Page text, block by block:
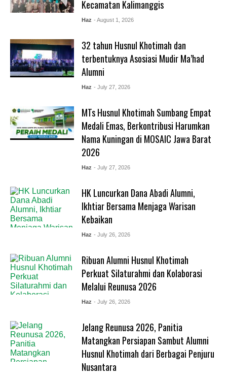
Kecamatan Kalimanggis
Haz - August 1, 2026
32 tahun Husnul Khotimah dan
terbentuknya Asosiasi Mudir Ma’had
Alumni
Haz - July 27, 2026
MTs Husnul Khotimah Sumbang Empat
Medali Emas, Berkontribusi Harumkan
Nama Kuningan di MOSAIC Jawa Barat
2026
Haz - July 27, 2026
HK Luncurkan Dana Abadi Alumni,
Ikhtiar Bersama Menjaga Warisan
Kebaikan
Haz - July 26, 2026
Ribuan Alumni Husnul Khotimah
Perkuat Silaturahmi dan Kolaborasi
Melalui Reunusa 2026
Haz - July 26, 2026
Jelang Reunusa 2026, Panitia
Matangkan Persiapan Sambut Alumni
Husnul Khotimah dari Berbagai Penjuru
Nusantara